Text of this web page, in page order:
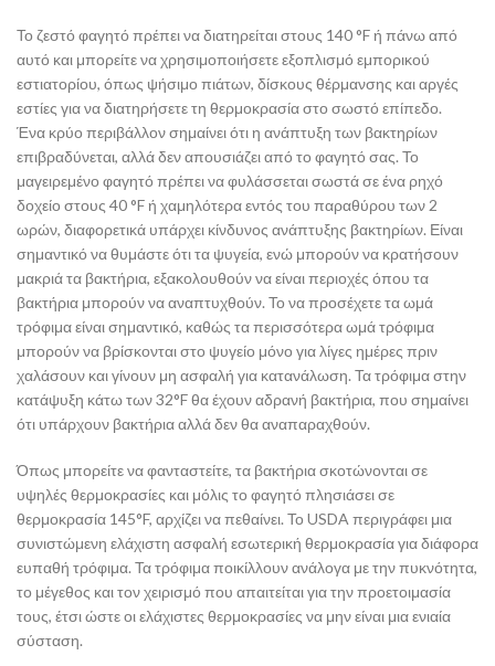
Το ζεστό φαγητό πρέπει να διατηρείται στους 140 °F ή πάνω από
αυτό και μπορείτε να χρησιμοποιήσετε εξοπλισμό εμπορικού
εστιατορίου, όπως ψήσιμο πιάτων, δίσκους θέρμανσης και αργές
εστίες για να διατηρήσετε τη θερμοκρασία στο σωστό επίπεδο.
Ένα κρύο περιβάλλον σημαίνει ότι η ανάπτυξη των βακτηρίων
επιβραδύνεται, αλλά δεν απουσιάζει από το φαγητό σας. Το
μαγειρεμένο φαγητό πρέπει να φυλάσσεται σωστά σε ένα ρηχό
δοχείο στους 40 °F ή χαμηλότερα εντός του παραθύρου των 2
ωρών, διαφορετικά υπάρχει κίνδυνος ανάπτυξης βακτηρίων. Είναι
σημαντικό να θυμάστε ότι τα ψυγεία, ενώ μπορούν να κρατήσουν
μακριά τα βακτήρια, εξακολουθούν να είναι περιοχές όπου τα
βακτήρια μπορούν να αναπτυχθούν. Το να προσέχετε τα ωμά
τρόφιμα είναι σημαντικό, καθώς τα περισσότερα ωμά τρόφιμα
μπορούν να βρίσκονται στο ψυγείο μόνο για λίγες ημέρες πριν
χαλάσουν και γίνουν μη ασφαλή για κατανάλωση. Τα τρόφιμα στην
κατάψυξη κάτω των 32°F θα έχουν αδρανή βακτήρια, που σημαίνει
ότι υπάρχουν βακτήρια αλλά δεν θα αναπαραχθούν.
Όπως μπορείτε να φανταστείτε, τα βακτήρια σκοτώνονται σε
υψηλές θερμοκρασίες και μόλις το φαγητό πλησιάσει σε
θερμοκρασία 145°F, αρχίζει να πεθαίνει. Το USDA περιγράφει μια
συνιστώμενη ελάχιστη ασφαλή εσωτερική θερμοκρασία για διάφορα
ευπαθή τρόφιμα. Τα τρόφιμα ποικίλλουν ανάλογα με την πυκνότητα,
το μέγεθος και τον χειρισμό που απαιτείται για την προετοιμασία
τους, έτσι ώστε οι ελάχιστες θερμοκρασίες να μην είναι μια ενιαία
σύσταση.